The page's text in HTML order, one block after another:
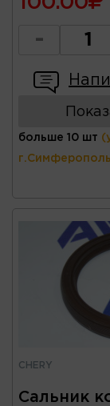
-
больше 10 шт
CHERY
Сальник